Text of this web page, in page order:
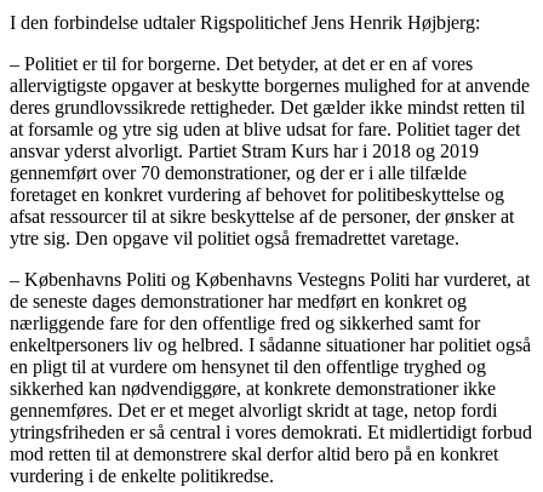
I den forbindelse udtaler Rigspolitichef Jens Henrik Højbjerg:
– Politiet er til for borgerne. Det betyder, at det er en af vores
allervigtigste opgaver at beskytte borgernes mulighed for at anvende
deres grundlovssikrede rettigheder. Det gælder ikke mindst retten til
at forsamle og ytre sig uden at blive udsat for fare. Politiet tager det
ansvar yderst alvorligt. Partiet Stram Kurs har i 2018 og 2019
gennemført over 70 demonstrationer, og der er i alle tilfælde
foretaget en konkret vurdering af behovet for politibeskyttelse og
afsat ressourcer til at sikre beskyttelse af de personer, der ønsker at
ytre sig. Den opgave vil politiet også fremadrettet varetage.
– Københavns Politi og Københavns Vestegns Politi har vurderet, at
de seneste dages demonstrationer har medført en konkret og
nærliggende fare for den offentlige fred og sikkerhed samt for
enkeltpersoners liv og helbred. I sådanne situationer har politiet også
en pligt til at vurdere om hensynet til den offentlige tryghed og
sikkerhed kan nødvendiggøre, at konkrete demonstrationer ikke
gennemføres. Det er et meget alvorligt skridt at tage, netop fordi
ytringsfriheden er så central i vores demokrati. Et midlertidigt forbud
mod retten til at demonstrere skal derfor altid bero på en konkret
vurdering i de enkelte politikredse.